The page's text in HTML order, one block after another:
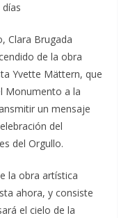
Clara Brugada
de la obra
Yvette Mättern, que
Monumento a la
un mensaje
del
del Orgullo.
la obra artística
ahora, y consiste
el cielo de la